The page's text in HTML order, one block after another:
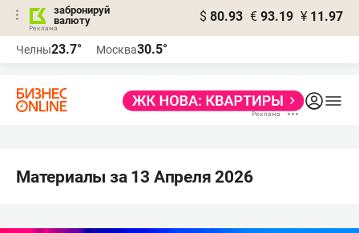
забронируй
валюту
$ 80.93 € 93.19 ¥ 11.97
Челны23.7° Москва30.5°
Материалы за 13 Апреля 2026